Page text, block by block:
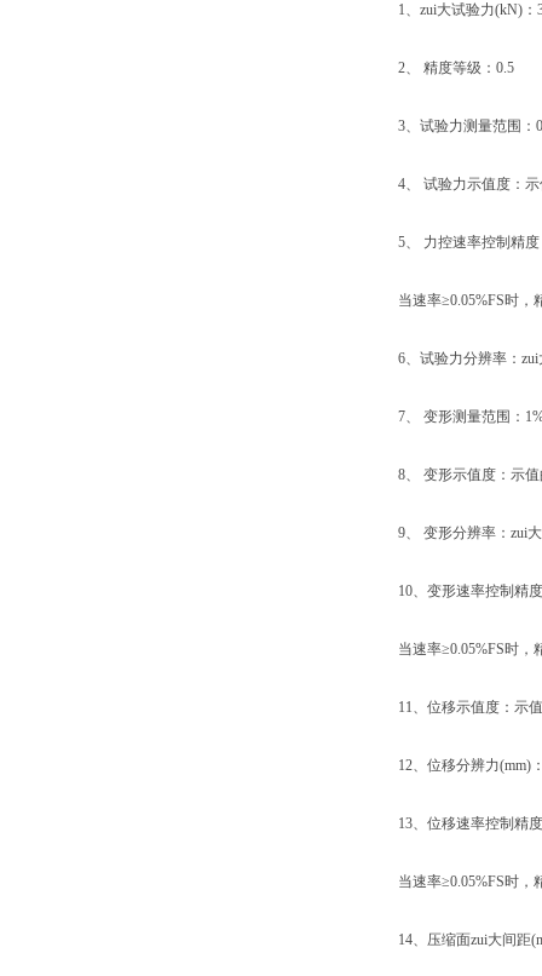
1、zui大试验力(kN)：
2、 精度等级：0.5
3、试验力测量范围：
4、 试验力示值度：示
5、 力控速率控制精度
当速率≥0.05%FS时，
6、试验力分辨率：zui
7、 变形测量范围：
8、 变形示值度：示值
9、 变形分辨率：zui大
10、变形速率控制精度
当速率≥0.05%FS时，
11、位移示值度：示值
12、位移分辨力(mm)
13、位移速率控制精度
当速率≥0.05%FS时，
14、压缩面zui大间距